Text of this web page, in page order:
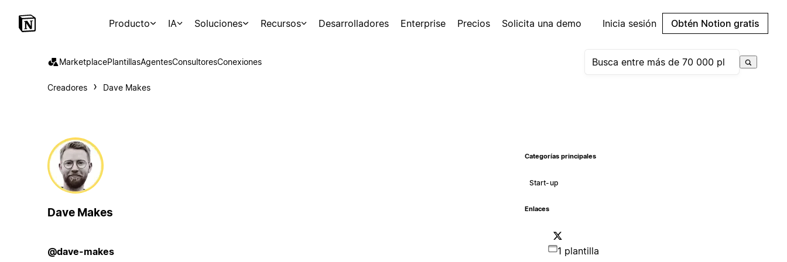
Producto IA Soluciones Recursos Desarrolladores Enterprise Precios Solicita una demo Inicia sesión Obtén Notion gratis
MarketplacePlantillasAgentesConsultoresConexiones
Creadores Dave Makes
Dave Makes
@dave-makes
Categorías principales
Start-up
Enlaces
1 plantilla